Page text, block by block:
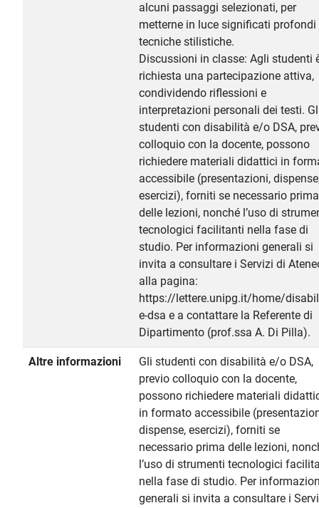
alcuni passaggi selezionati, per
metterne in luce significati profondi
tecniche stilistiche.
Discussioni in classe: Agli studenti
richiesta una partecipazione attiva,
condividendo riflessioni e
interpretazioni personali dei testi.
studenti con disabilità e/o DSA,
colloquio con la docente, possono
richiedere materiali didattici in
accessibile (presentazioni,
esercizi), forniti se necessario prima
delle lezioni, nonché l’uso di
tecnologici facilitanti nella fase di
studio. Per informazioni generali si
invita a consultare i Servizi di
alla pagina:
https://lettere.unipg.it/home/
e-dsa e a contattare la Referente di
Dipartimento (prof.ssa A. Di Pilla).
Altre informazioni
Gli studenti con disabilità e/o DSA,
previo colloquio con la docente,
possono richiedere materiali
in formato accessibile
dispense, esercizi), forniti se
necessario prima delle lezioni,
l’uso di strumenti tecnologici
nella fase di studio. Per
generali si invita a consultare i